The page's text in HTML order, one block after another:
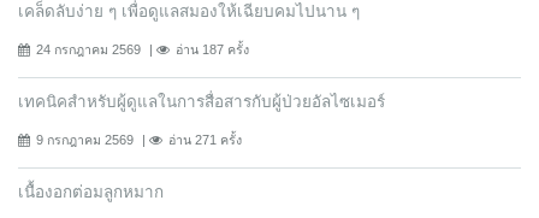
เคล็ดลับง่าย ๆ เพื่อดูแลสมองให้เฉียบคมไปนาน ๆ
24 กรกฎาคม 2569 อ่าน 187 ครั้ง
เทคนิคสำหรับผู้ดูแลในการสื่อสารกับผู้ป่วยอัลไซเมอร์
9 กรกฎาคม 2569 อ่าน 271 ครั้ง
เนื้องอกต่อมลูกหมาก